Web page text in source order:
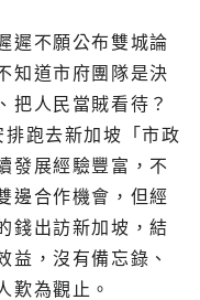
遲不願公布雙城論
知道市府團隊是決
把人民當賊看待？
跑去新加坡「市政
發展經驗豐富，不
邊合作機會，但經
錢出訪新加坡，結
益，沒有備忘錄、
歎為觀止。